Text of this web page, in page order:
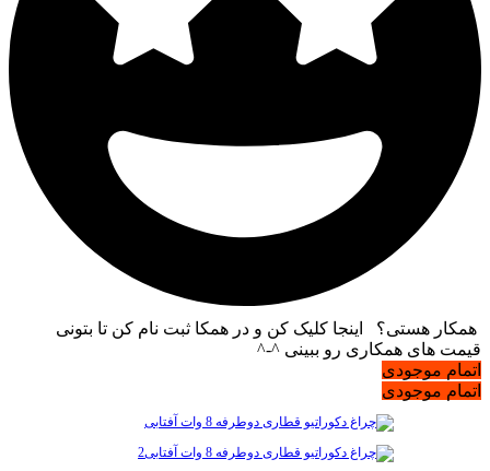
همکار هستی؟ اینجا کلیک کن و در همکا ثبت نام کن تا بتونی
قیمت های همکاری رو ببینی ^-^
اتمام موجودی
اتمام موجودی